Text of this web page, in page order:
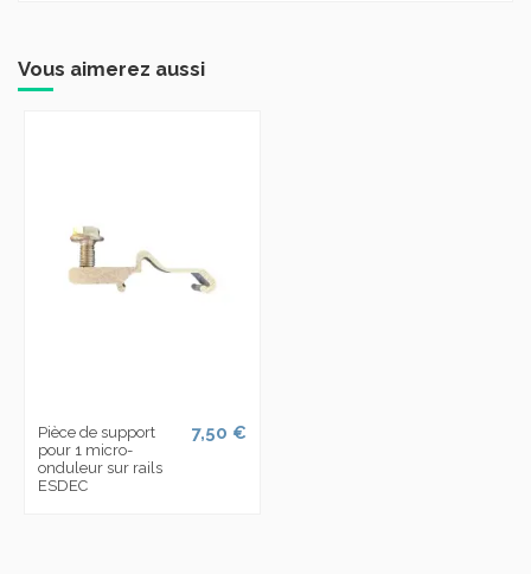
Vous aimerez aussi
Pièce de support
pour 1 micro-
onduleur sur rails
ESDEC
7,50 €